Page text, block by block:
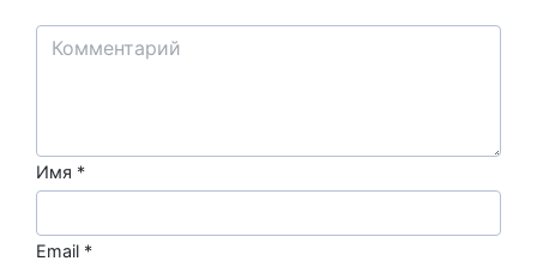
Имя *
Email *